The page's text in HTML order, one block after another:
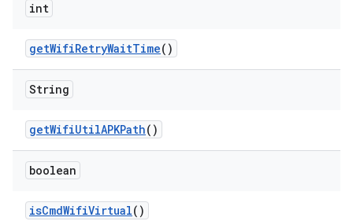
int
getWifiRetryWaitTime()
String
getWifiUtilAPKPath()
boolean
isCmdWifiVirtual()